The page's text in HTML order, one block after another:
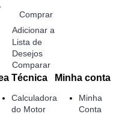
Comprar
Adicionar a
Lista de
Desejos
Comparar
Técnica
Calculadora
do Motor
Minha conta
Minha
Conta